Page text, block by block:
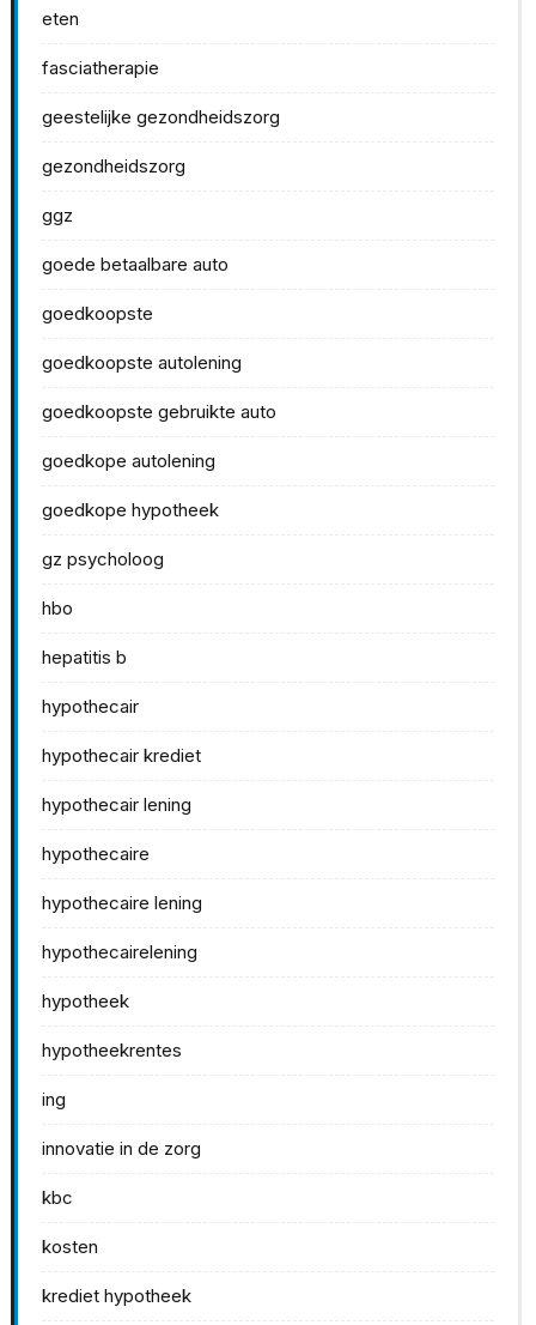
eten
fasciatherapie
geestelijke gezondheidszorg
gezondheidszorg
ggz
goede betaalbare auto
goedkoopste
goedkoopste autolening
goedkoopste gebruikte auto
goedkope autolening
goedkope hypotheek
gz psycholoog
hbo
hepatitis b
hypothecair
hypothecair krediet
hypothecair lening
hypothecaire
hypothecaire lening
hypothecairelening
hypotheek
hypotheekrentes
ing
innovatie in de zorg
kbc
kosten
krediet hypotheek